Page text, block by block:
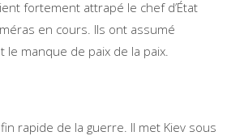
fortement attrapé le chef d’État
en cours. Ils ont assumé
le manque de paix de la paix.
rapide de la guerre. Il met Kiev sous